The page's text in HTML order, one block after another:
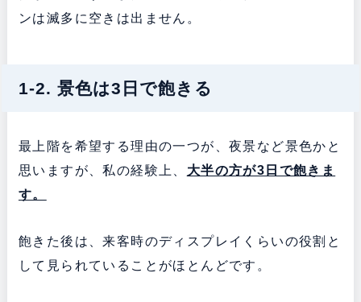
ンは滅多に空きは出ません。
1-2. 景色は3日で飽きる
最上階を希望する理由の一つが、夜景など景色かと
思いますが、私の経験上、 大半の方が3日で飽きま
す。
飽きた後は、来客時のディスプレイくらいの役割と
して見られていることがほとんどです。